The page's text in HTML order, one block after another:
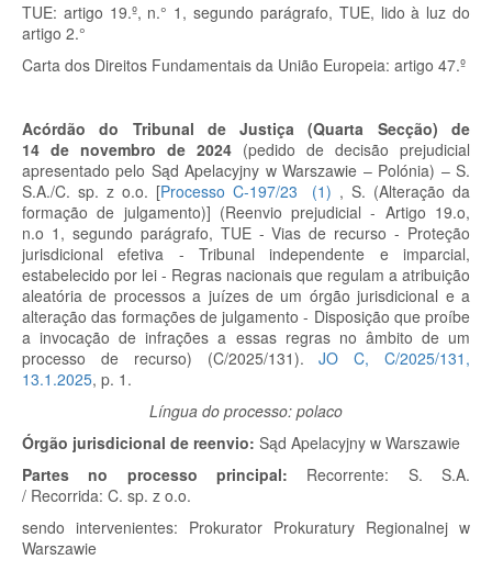
TUE: artigo 19.º, n.° 1, segundo parágrafo, TUE, lido à luz do
artigo 2.°
Carta dos Direitos Fundamentais da União Europeia: artigo 47.º
Acórdão do Tribunal de Justiça (Quarta Secção) de
14 de novembro de 2024 (pedido de decisão prejudicial
apresentado pelo Sąd Apelacyjny w Warszawie – Polónia) – S.
S.A./C. sp. z o.o. [Processo C-197/23 (1) , S. (Alteração da
formação de julgamento)] (Reenvio prejudicial - Artigo 19.o,
n.o 1, segundo parágrafo, TUE - Vias de recurso - Proteção
jurisdicional efetiva - Tribunal independente e imparcial,
estabelecido por lei - Regras nacionais que regulam a atribuição
aleatória de processos a juízes de um órgão jurisdicional e a
alteração das formações de julgamento - Disposição que proíbe
a invocação de infrações a essas regras no âmbito de um
processo de recurso) (C/2025/131).JO C, C/2025/131,
13.1.2025, p. 1.
Língua do processo: polaco
Órgão jurisdicional de reenvio: Sąd Apelacyjny w Warszawie
Partes no processo principal: Recorrente:
S. S.A.
/ Recorrida: C. sp. z o.o.
sendo intervenientes: Prokurator Prokuratury Regionalnej w
Warszawie